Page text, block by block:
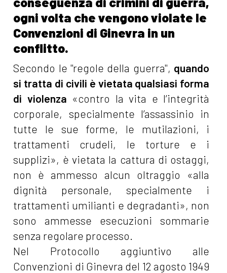
ogni volta che vengono violate le
Convenzioni di Ginevra in un
conflitto.
Secondo le "regole della guerra", quando
si tratta di civili è vietata qualsiasi forma
di violenza «contro la vita e l’integrità
corporale, specialmente l’assassinio in
tutte le sue forme, le mutilazioni, i
trattamenti crudeli, le torture e i
supplizi», è vietata la cattura di ostaggi,
non è ammesso alcun oltraggio «alla
dignità personale, specialmente i
trattamenti umilianti e degradanti», non
sono ammesse esecuzioni sommarie
senza regolare processo.
Nel Protocollo aggiuntivo alle
Convenzioni di Ginevra del 12 agosto 1949